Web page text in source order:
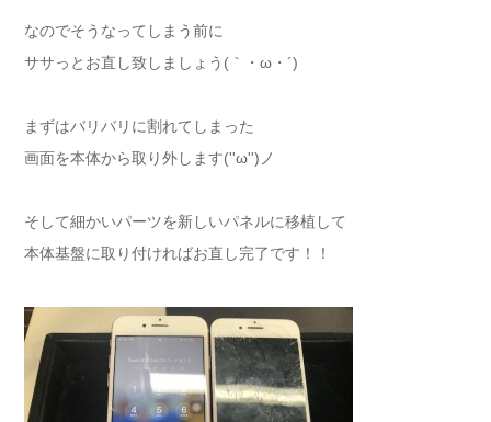
なのでそうなってしまう前に
ササっとお直し致しましょう(｀・ω・´)ゞ
まずはバリバリに割れてしまった
画面を本体から取り外します(''ω'')ノ
そして細かいパーツを新しいパネルに移植して
本体基盤に取り付ければお直し完了です！！